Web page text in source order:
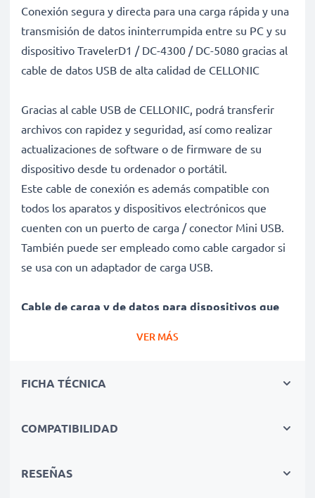
Conexión segura y directa para una carga rápida y una
transmisión de datos ininterrumpida entre su PC y su
dispositivo TravelerD1 / DC-4300 / DC-5080 gracias al
cable de datos USB de alta calidad de CELLONIC
Gracias al cable USB de CELLONIC, podrá transferir
archivos con rapidez y seguridad, así como realizar
actualizaciones de software o de firmware de su
dispositivo desde tu ordenador o portátil.
Este cable de conexión es además compatible con
todos los aparatos y dispositivos electrónicos que
cuenten con un puerto de carga / conector Mini USB.
También puede ser empleado como cable cargador si
se usa con un adaptador de carga USB.
Cable de carga y de datos para dispositivos que
carga Mini USB y las versiones USB anteriores
con una velocidad de carga de 1A
irrompible con revestimiento protector contra
VER MÁS
FICHA TÉCNICA
COMPATIBILIDAD
RESEÑAS